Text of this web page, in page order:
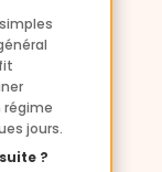
régime
jours.
?